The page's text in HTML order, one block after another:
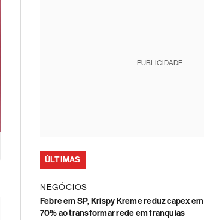
PUBLICIDADE
ÚLTIMAS
NEGÓCIOS
Febre em SP, Krispy Kreme reduz capex em
70% ao transformar rede em franquias